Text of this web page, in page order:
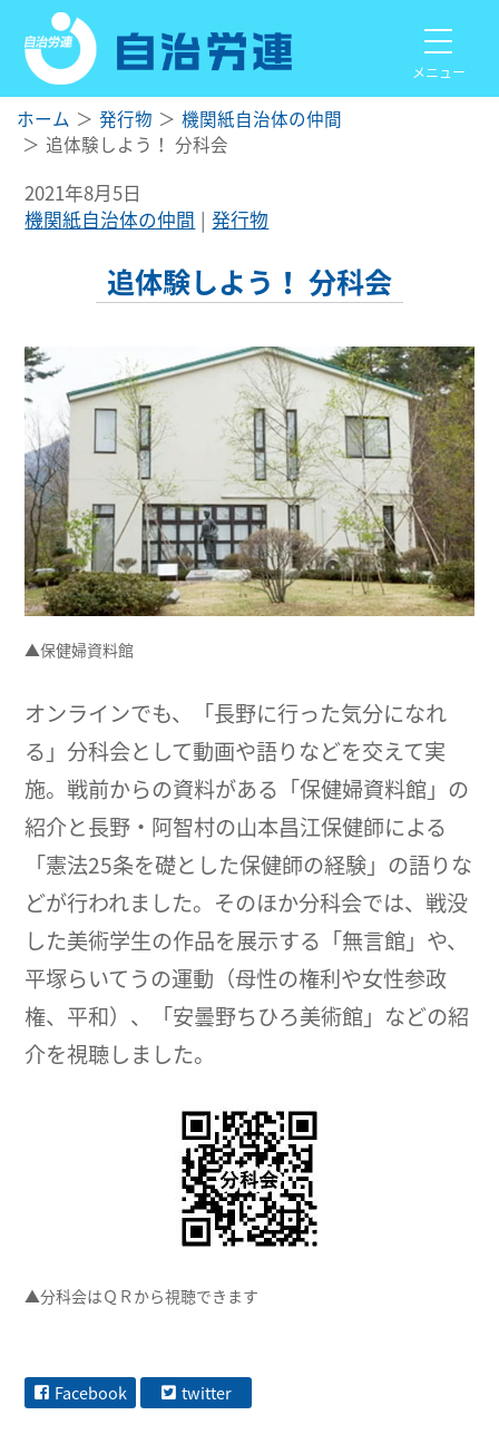
メニュー
ホーム 発行物
機関紙自治体の仲間
追体験しよう！ 分科会
2021年8月5日
機関紙自治体の仲間
発行物
追体験しよう！ 分科会
▲保健婦資料館
オンラインでも、「長野に行った気分になれ
る」分科会として動画や語りなどを交えて実
施。戦前からの資料がある「保健婦資料館」の
紹介と長野・阿智村の山本昌江保健師による
「憲法25条を礎とした保健師の経験」の語りな
どが行われました。そのほか分科会では、戦没
した美術学生の作品を展示する「無言館」や、
平塚らいてうの運動（母性の権利や女性参政
権、平和）、「安曇野ちひろ美術館」などの紹
介を視聴しました。
▲分科会はＱＲから視聴できます
Facebook twitter